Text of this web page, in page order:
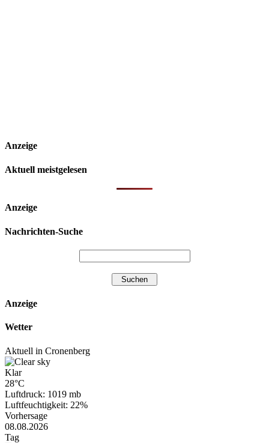
Anzeige
Aktuell meistgelesen
Anzeige
Nachrichten-Suche
Anzeige
Wetter
Aktuell in Cronenberg
Klar
28°C
Luftdruck: 1019 mb
Luftfeuchtigkeit: 22%
Vorhersage
08.08.2026
Tag